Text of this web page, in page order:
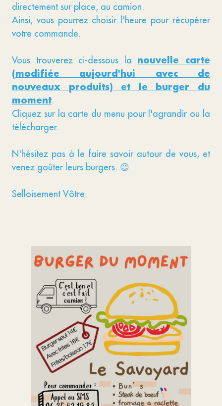
directement sur place, au camion.
Ainsi, vous pourrez choisir l'heure pour récupérer
votre commande.
Vous trouverez ci-dessous la nouvelle carte
(modifiée aujourd'hui avec de
nouveaux produits) et le burger du
moment.
Cliquez sur la carte du menu pour l'agrandir ou la
télécharger.
N'hésitez pas à le faire savoir autour de vous, et
venez goûter leurs burgers. 😉
Selloisement Vôtre.